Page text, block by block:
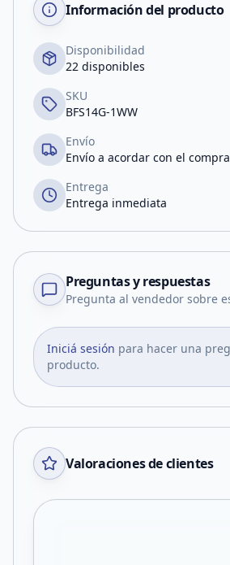
Información del producto
Disponibilidad
22 disponibles
SKU
BFS14G-1WW
Envío
Envío a acordar con el
Entrega
Entrega inmediata
Preguntas y respuestas
Pregunta al vendedor sobre
Iniciá sesión para hacer una
producto.
Valoraciones de clientes